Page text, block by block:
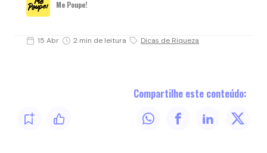
Me Poupe!
15 Abr 2 min de leitura Dicas de Riqueza
Compartilhe este conteúdo: